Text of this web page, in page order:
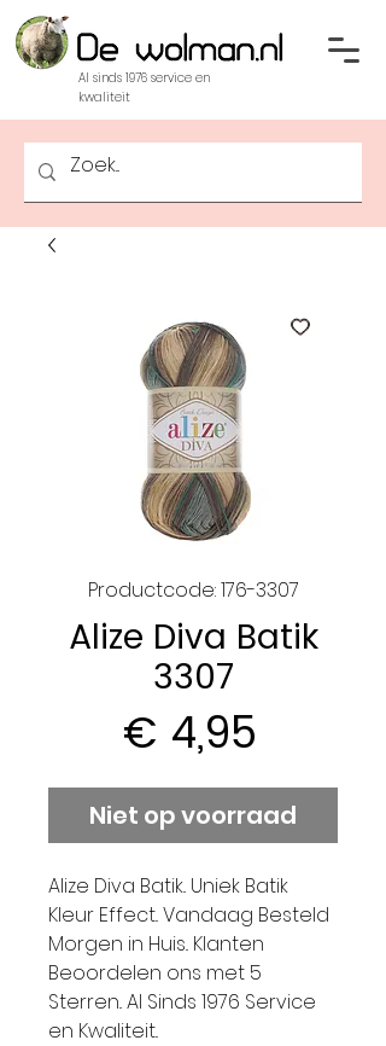
Al sinds 1976 service en
kwaliteit
Productcode: 176-3307
Alize Diva Batik
3307
€ 4,95
Niet op voorraad
Alize Diva Batik.. Uniek Batik
Kleur Effect.. Vandaag Besteld
Morgen in Huis.. Klanten
Beoordelen ons met 5
Sterren.. Al Sinds 1976 Service
en Kwaliteit..